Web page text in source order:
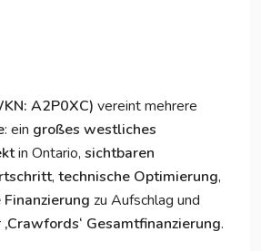
A2P0XC) vereint mehrere
: ein großes westliches
in Ontario, sichtbaren
, technische Optimierung,
zu Aufschlag und
‚Crawfords‘ Gesamtfinanzierung.